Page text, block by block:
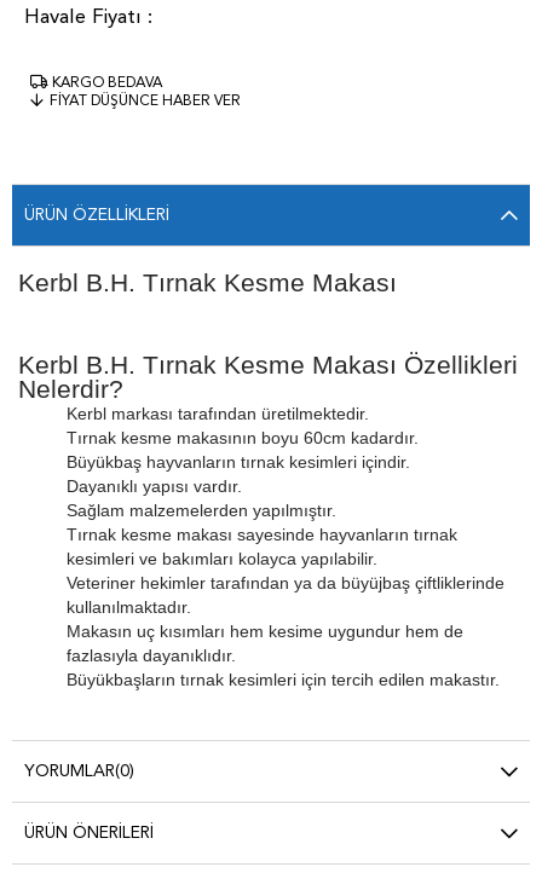
KARGO BEDAVA
FIYAT DÜŞÜNCE HABER VER
ÜRÜN ÖZELLIKLERI
Kerbl B.H. Tırnak Kesme Makası
Kerbl B.H. Tırnak Kesme Makası Özellikleri
Nelerdir?
Kerbl markası tarafından üretilmektedir.
Tırnak kesme makasının boyu 60cm kadardır.
Büyükbaş hayvanların tırnak kesimleri içindir.
Dayanıklı yapısı vardır.
Sağlam malzemelerden yapılmıştır.
Tırnak kesme makası sayesinde hayvanların tırnak
kesimleri ve bakımları kolayca yapılabilir.
Veteriner hekimler tarafından ya da büyüjbaş çiftliklerinde
kullanılmaktadır.
Makasın uç kısımları hem kesime uygundur hem de
fazlasıyla dayanıklıdır.
Büyükbaşların tırnak kesimleri için tercih edilen makastır.
YORUMLAR(0)
ÜRÜN ÖNERILERI